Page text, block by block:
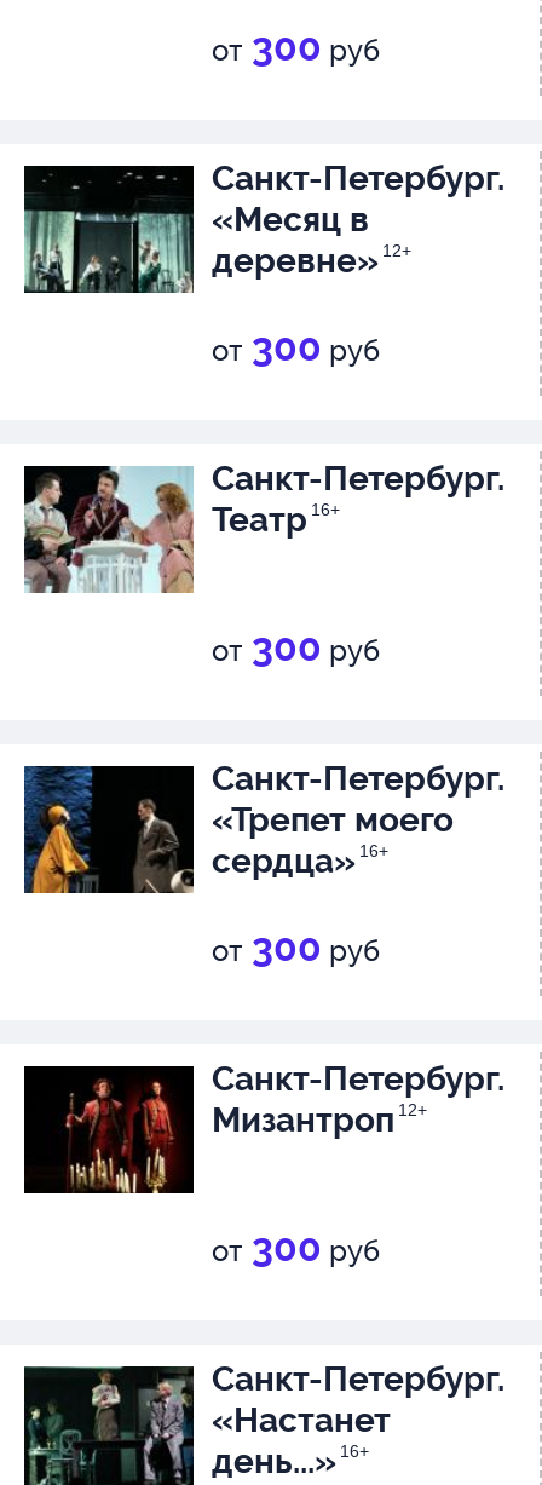
от 300 руб
Санкт-Петербург.
«Месяц в
деревне» 12+
от 300 руб
Санкт-Петербург.
Театр 16+
от 300 руб
Санкт-Петербург.
«Трепет моего
сердца» 16+
от 300 руб
Санкт-Петербург.
Мизантроп 12+
от 300 руб
Санкт-Петербург.
«Настанет
день...» 16+